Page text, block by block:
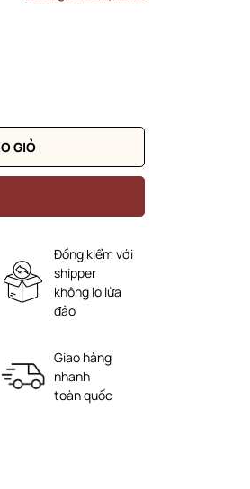
GIỎ
Đồng kiểm với
shipper
không lo lừa
đảo
Giao hàng
nhanh
toàn quốc